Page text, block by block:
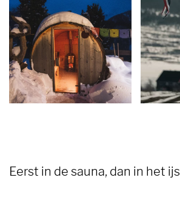
Eerst in de sauna, dan in het ijs